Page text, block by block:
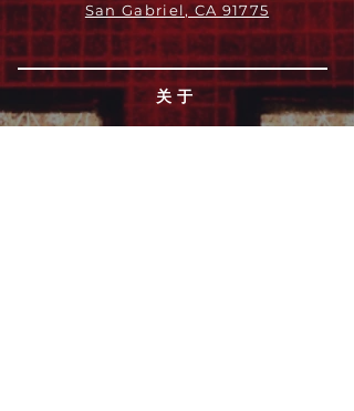
San Gabriel, CA 91775
关于